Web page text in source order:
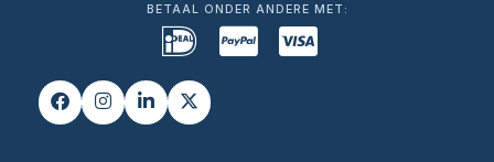
BETAAL ONDER ANDERE MET: